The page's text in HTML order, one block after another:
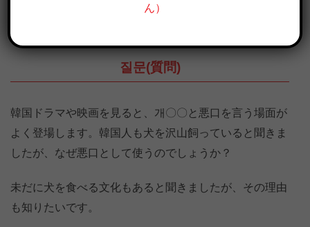
韓国語で개（犬）はNGワード？韓国で犬が悪口になった理由、犬を
질문(質問)
韓国ドラマや映画を見ると、개〇〇と悪口を言う場面が
よく登場します。韓国人も犬を沢山飼っていると聞きま
したが、なぜ悪口として使うのでしょうか？
未だに犬を食べる文化もあると聞きましたが、その理由
も知りたいです。
ん）